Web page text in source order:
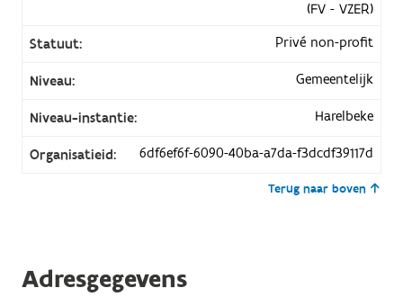
(FV - VZER)
Statuut:
Privé non-profit
Niveau: Gemeentelijk
Niveau-instantie: Harelbeke
Organisatieid: 6df6ef6f-6090-40ba-a7da-f3dcdf39117d
Terug naar boven
Adresgegevens